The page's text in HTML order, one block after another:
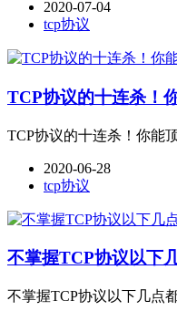
2020-07-04
tcp协议
TCP协议的十连杀！
TCP协议的十连杀！你能
2020-06-28
tcp协议
不掌握TCP协议以下
不掌握TCP协议以下几点